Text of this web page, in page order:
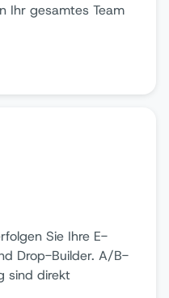
Ihr gesamtes Team
Sie Ihre E-
Drop-Builder. A/B-
sind direkt